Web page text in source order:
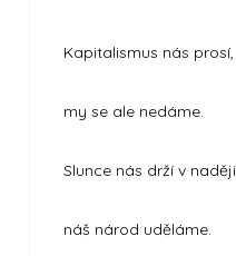
Kapitalismus nás prosí,
my se ale nedáme.
Slunce nás drží v naději
náš národ uděláme.